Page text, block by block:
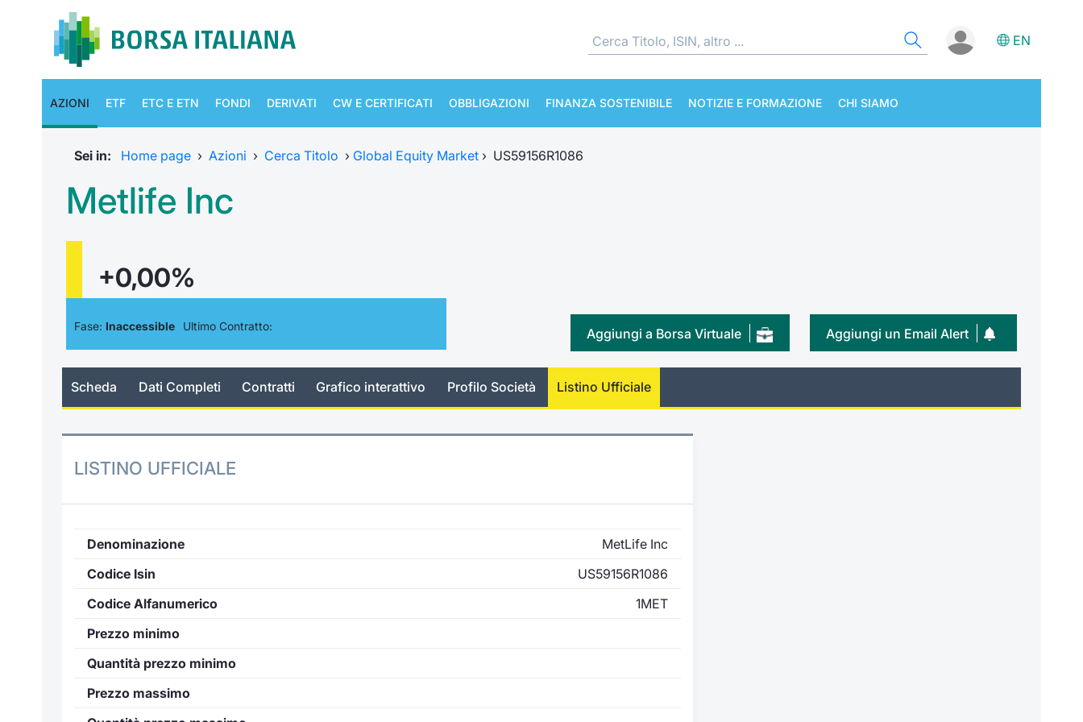
EN
AZIONI ETF ETC E ETN FONDI DERIVATI CW E CERTIFICATI OBBLIGAZIONI FINANZA SOSTENIBILE NOTIZIE E FORMAZIONE CHI SIAMO
Sei in: Home page › Azioni › Cerca Titolo › Global Equity Market › US59156R1086
Metlife Inc
+0,00%
Fase: Inaccessible Ultimo Contratto: Aggiungi un Email Alert
Aggiungi a Borsa Virtuale
Scheda Dati Completi Contratti Grafico interattivo Profilo Società Listino Ufficiale
LISTINO UFFICIALE
Denominazione
MetLife Inc
Codice Isin
US59156R1086
Codice Alfanumerico
1MET
Prezzo minimo
Quantità prezzo minimo
Prezzo massimo